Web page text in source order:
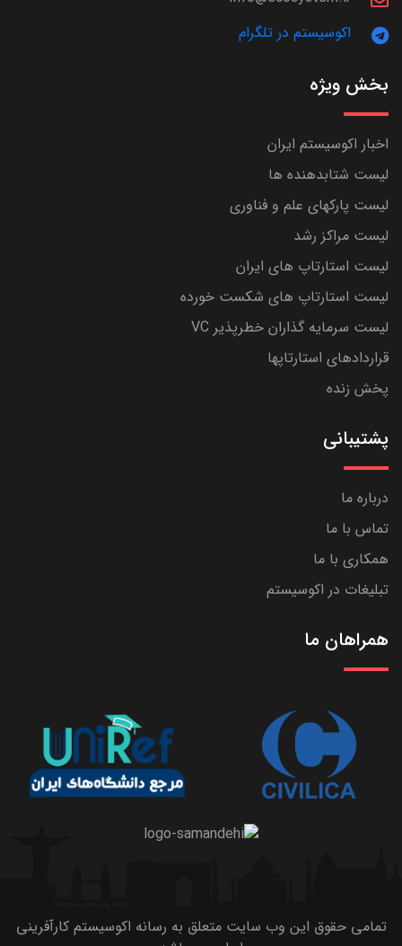
اکوسیستم در تلگرام
بخش ویژه
اخبار اکوسیستم ایران
لیست شتابدهنده ها
لیست پارکهای علم و فناوری
لیست مراکز رشد
لیست استارتاپ های ایران
لیست استارتاپ های شکست خورده
لیست سرمایه گذاران خطرپذیر VC
قراردادهای استارتاپها
پخش زنده
پشتیبانی
درباره ما
تماس با ما
همکاری با ما
تبلیغات در اکوسیستم
همراهان ما
تمامی حقوق این وب سایت متعلق به رسانه اکوسیستم کارآفرینی